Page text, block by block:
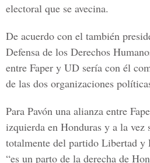
electoral que se avecina.
De acuerdo con el también
Defensa de los Derechos
entre Faper y UD sería con él
de las dos organizaciones
Para Pavón una alianza entre
izquierda en Honduras y a la vez
totalmente del partido Libertad
“es un parto de la derecha de